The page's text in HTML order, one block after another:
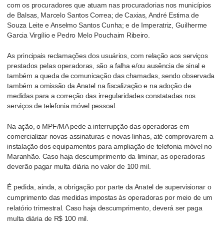
com os procuradores que atuam nas procuradorias nos municípios
de Balsas, Marcelo Santos Correa; de Caxias, André Estima de
Souza Leite e Anselmo Santos Cunha; e de Imperatriz, Guilherme
Garcia Virgílio e Pedro Melo Pouchaim Ribeiro.
As principais reclamações dos usuários, com relação aos serviços
prestados pelas operadoras, são a falha e/ou ausência de sinal e
também a queda de comunicação das chamadas, sendo observada
também a omissão da Anatel na fiscalização e na adoção de
medidas para a correção das irregularidades constatadas nos
serviços de telefonia móvel pessoal.
Na ação, o MPF/MA pede a interrupção das operadoras em
comercializar novas assinaturas e novas linhas, até comprovarem a
instalação dos equipamentos para ampliação de telefonia móvel no
Maranhão. Caso haja descumprimento da liminar, as operadoras
deverão pagar multa diária no valor de 100 mil.
É pedida, ainda, a obrigação por parte da Anatel de supervisionar o
cumprimento das medidas impostas às operadoras por meio de um
relatório trimestral. Caso haja descumprimento, deverá ser paga
multa diária de R$ 100 mil.